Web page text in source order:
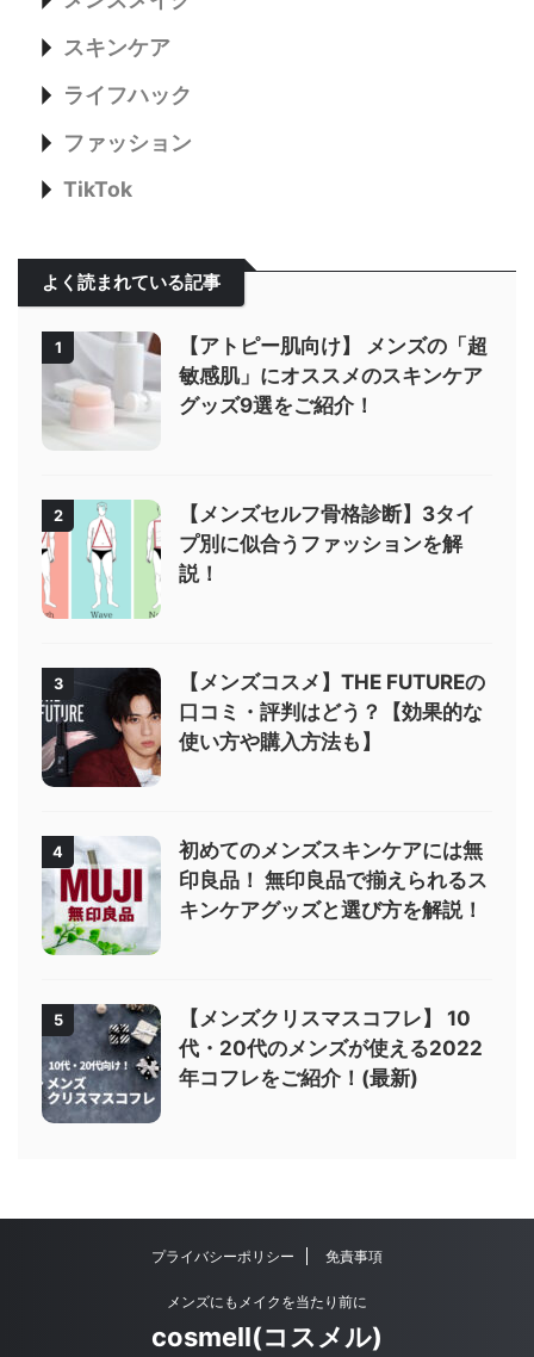
スキンケア
ライフハック
ファッション
TikTok
よく読まれている記事
1
【アトピー肌向け】 メンズの「超
敏感肌」にオススメのスキンケア
グッズ9選をご紹介！
2
【メンズセルフ骨格診断】3タイ
プ別に似合うファッションを解
説！
3
【メンズコスメ】THE FUTUREの
口コミ・評判はどう？【効果的な
使い方や購入方法も】
4
初めてのメンズスキンケアには無
印良品！ 無印良品で揃えられるス
キンケアグッズと選び方を解説！
5
【メンズクリスマスコフレ】 10
代・20代のメンズが使える2022
年コフレをご紹介！(最新)
プライバシーポリシー 免責事項
メンズにもメイクを当たり前に
cosmell(コスメル)